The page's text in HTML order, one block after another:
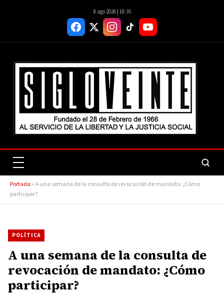
8 ago 2026 | 18:35
Portada »A una semana de la consulta de revocación de mandato: ¿Cómo
participar?
POLÍTICA
A una semana de la consulta de
revocación de mandato: ¿Cómo
participar?